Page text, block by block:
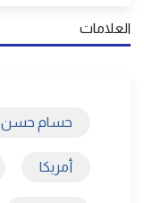
العلامات
حسام حسن
أمريكا